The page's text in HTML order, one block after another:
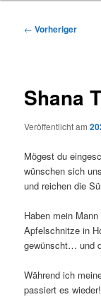
Beitragsnavigation
← Vorheriger
Shana
Veröffentlicht am
Mögest du
wünschen sich
und reichen die
Haben mein
Apfelschnitze in
gewünscht… und
Während ich
passiert es wieder!